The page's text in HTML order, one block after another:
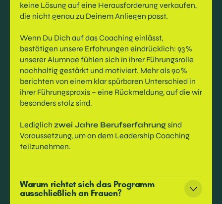
keine Lösung auf eine Herausforderung verkaufen,
die nicht genau zu Deinem Anliegen passt.
Wenn Du Dich auf das Coaching einlässt,
bestätigen unsere Erfahrungen eindrücklich: 93 %
unserer Alumnae fühlen sich in ihrer Führungsrolle
nachhaltig gestärkt und motiviert. Mehr als 90 %
berichten von einem klar spürbaren Unterschied in
ihrer Führungspraxis – eine Rückmeldung, auf die wir
besonders stolz sind.
Lediglich zwei Jahre Berufserfahrungsind
Voraussetzung, um an dem Leadership Coaching
teilzunehmen.
Warum richtet sich das Programm
ausschließlich an Frauen?